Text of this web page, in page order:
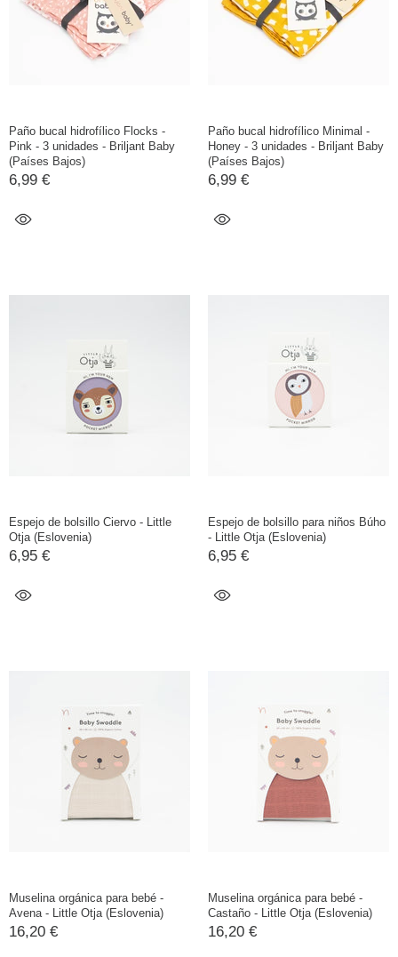
Paño bucal hidrofílico Flocks -
Pink - 3 unidades - Briljant Baby
(Países Bajos)
6,99 €
Paño bucal hidrofílico Minimal -
Honey - 3 unidades - Briljant Baby
(Países Bajos)
6,99 €
Espejo de bolsillo Ciervo - Little
Otja (Eslovenia)
6,95 €
Espejo de bolsillo para niños Búho
- Little Otja (Eslovenia)
6,95 €
Muselina orgánica para bebé -
Avena - Little Otja (Eslovenia)
16,20 €
Muselina orgánica para bebé -
Castaño - Little Otja (Eslovenia)
16,20 €